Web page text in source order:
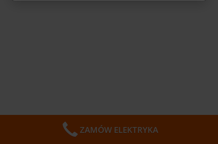
ZAMÓW ELEKTRYKA